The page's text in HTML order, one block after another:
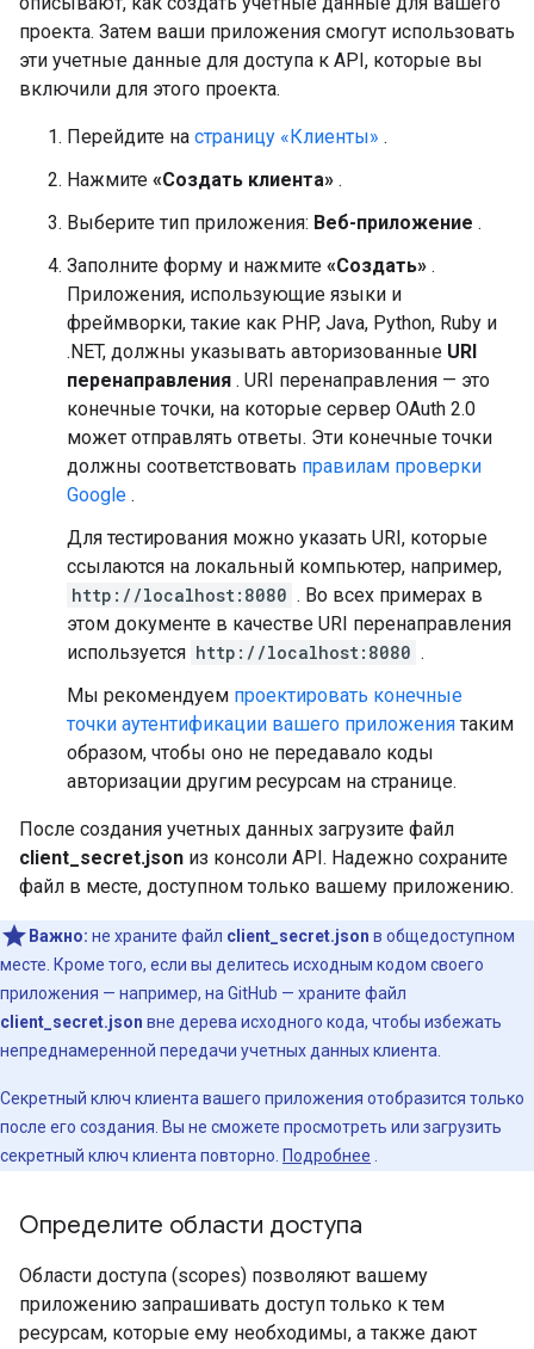
проекта. Затем ваши приложения смогут использовать
эти учетные данные для доступа к API, которые вы
включили для этого проекта.
Перейдите на страницу «Клиенты» .
Нажмите «Создать клиента» .
Выберите тип приложения: Веб-приложение .
Заполните форму и нажмите «Создать» .
Приложения, использующие языки и
фреймворки, такие как PHP, Java, Python, Ruby и
.NET, должны указывать авторизованные URI
перенаправления . URI перенаправления — это
конечные точки, на которые сервер OAuth 2.0
может отправлять ответы. Эти конечные точки
должны соответствовать правилам проверки
Google .
Для тестирования можно указать URI, которые
ссылаются на локальный компьютер, например,
http://localhost:8080 . Во всех примерах в
этом документе в качестве URI перенаправления
используется http://localhost:8080 .
Мы рекомендуем проектировать конечные
точки аутентификации вашего приложения таким
образом, чтобы оно не передавало коды
авторизации другим ресурсам на странице.
После создания учетных данных загрузите файл
client_secret.json из консоли API. Надежно сохраните
файл в месте, доступном только вашему приложению.
Важно: не храните файл client_secret.json в общедоступном
месте. Кроме того, если вы делитесь исходным кодом своего
приложения — например, на GitHub — храните файл
client_secret.json вне дерева исходного кода, чтобы избежать
непреднамеренной передачи учетных данных клиента.
Секретный ключ клиента вашего приложения отобразится только
после его создания. Вы не сможете просмотреть или загрузить
секретный ключ клиента повторно. Подробнее
Определите области доступа
Области доступа (scopes) позволяют вашему
приложению запрашивать доступ только к тем
ресурсам, которые ему необходимы, а также дают